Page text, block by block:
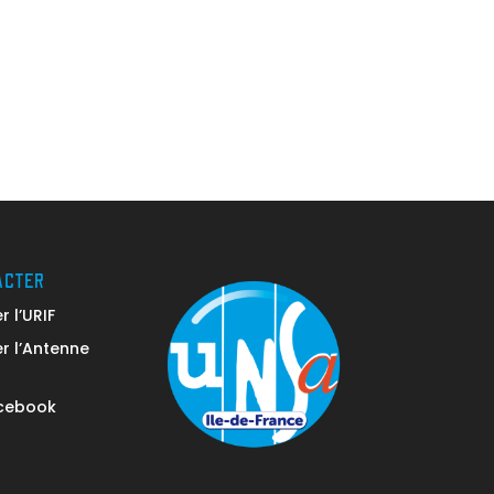
l’Antenne